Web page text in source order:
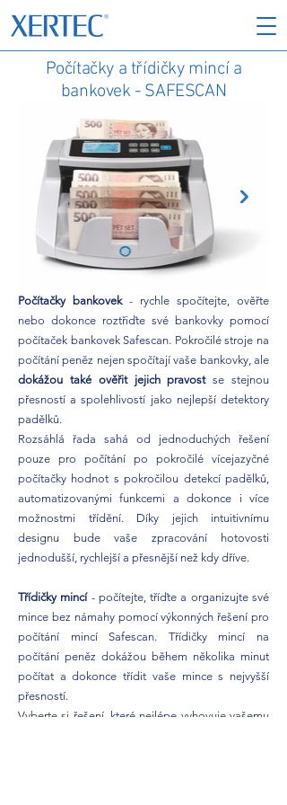
Počítačky a třídičky mincí a
bankovek - SAFESCAN
Počítačky bankovek- rychle spočítejte, ověřte
nebo dokonce roztřiďte své bankovky pomocí
počítaček bankovek Safescan. Pokročilé stroje na
počítání peněz nejen spočítají vaše bankovky, ale
dokážou také ověřit jejich pravostse stejnou
přesností a spolehlivostí jako nejlepší detektory
padělků.
Rozsáhlá řada sahá od jednoduchých řešení
pouze pro počítání po pokročilé vícejazyčné
počítačky hodnot s pokročilou detekcí padělků,
automatizovanými funkcemi a dokonce i více
možnostmi třídění. Díky jejich intuitivnímu
designu bude vaše zpracování hotovosti
jednodušší, rychlejší a přesnější než kdy dříve.
Třídičky mincí- počítejte, tříďte a organizujte své
mince bez námahy pomocí výkonných řešení pro
počítání mincí Safescan. Třídičky mincí na
počítání peněz dokážou během několika minut
počítat a dokonce třídit vaše mince s nejvyšší
přesností.
Vyberte si řešení, které nejlépe vyhovuje vašemu